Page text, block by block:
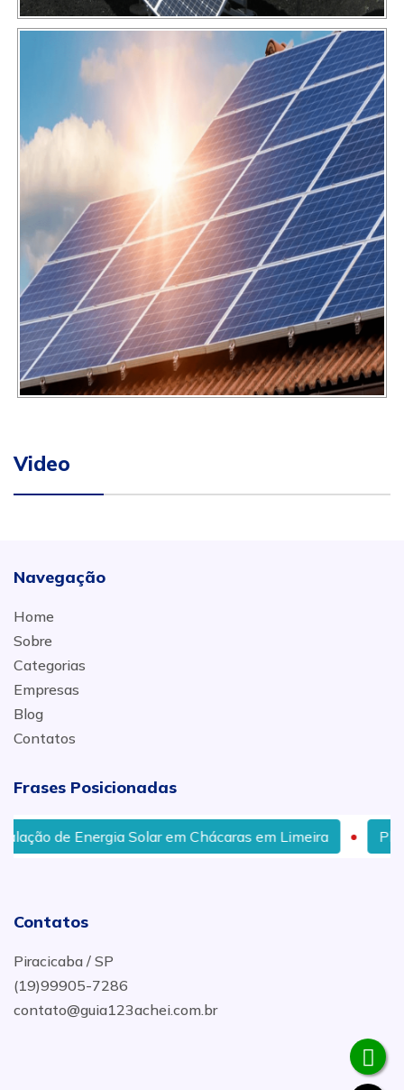
Video
Navegação
Home
Sobre
Categorias
Empresas
Blog
Contatos
Frases Posicionadas
Solar em Chácaras em Limeira Placa
Contatos
Piracicaba / SP
(19)99905-7286
contato@guia123achei.com.br